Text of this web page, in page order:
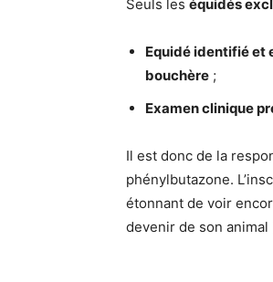
Seuls les équidés
Equidé identifié et
bouchère ;
Examen clinique
Il est donc de la
phénylbutazone.
étonnant de voir
devenir de son animal